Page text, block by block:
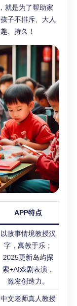
就是为了帮助家
子不排斥、大人
、持久！
APP特点
以故事情境教授汉
字，寓教于乐；
2025更新岛屿探
索+AI戏剧表演，
激发创造力。
中文老师真人教授